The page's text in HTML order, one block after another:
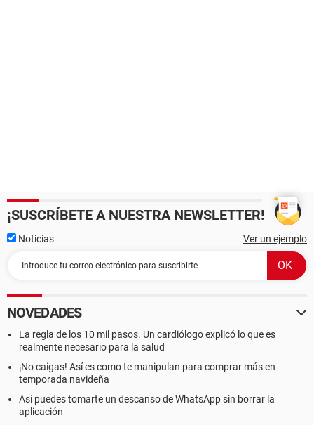
¡SUSCRÍBETE A NUESTRA NEWSLETTER!
Noticias Ver un ejemplo
NOVEDADES
La regla de los 10 mil pasos. Un cardiólogo explicó lo que es
realmente necesario para la salud
¡No caigas! Así es como te manipulan para comprar más en
temporada navideña
Así puedes tomarte un descanso de WhatsApp sin borrar la
aplicación